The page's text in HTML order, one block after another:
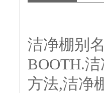
洁净棚别
BOOTH.
方法,洁净